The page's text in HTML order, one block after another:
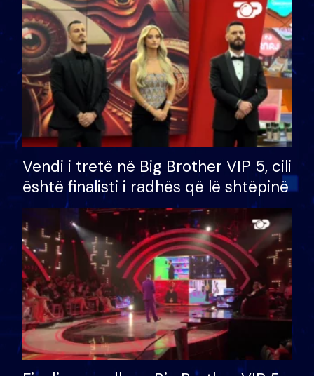
Vendi i tretë në Big Brother VIP 5, cili
është finalisti i radhës që lë shtëpinë